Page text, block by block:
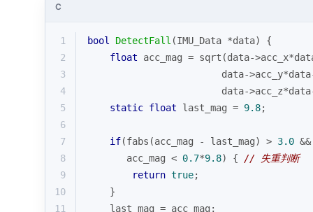
C
1 bool DetectFall (IMU_Data *data)
{
2
float acc_mag = sqrt (data-
3
data-
4
data-
5
static float last_mag = 9.8;
6
7
if(fabs (acc_mag - last_mag) > 3.0
8
       acc_mag <
0.7*9.8) { // 失重判断
9
return true;
10
    }
11
    last_mag = acc_mag;